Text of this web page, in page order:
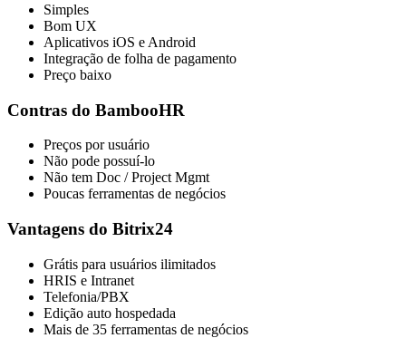
Simples
Bom UX
Aplicativos iOS e Android
Integração de folha de pagamento
Preço baixo
Contras do BambooHR
Preços por usuário
Não pode possuí-lo
Não tem Doc / Project Mgmt
Poucas ferramentas de negócios
Vantagens do Bitrix24
Grátis para usuários ilimitados
HRIS e Intranet
Telefonia/PBX
Edição auto hospedada
Mais de 35 ferramentas de negócios